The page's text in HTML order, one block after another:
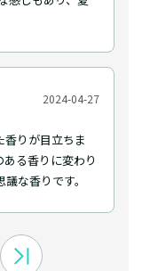
2024-04-27
香りが目立ちま
る香りに変わり
な香りです。